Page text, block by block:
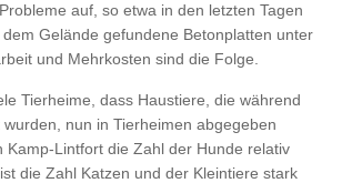
auf, so etwa in den letzten Tagen
Gelände gefundene Betonplatten unter
und Mehrkosten sind die Folge.
Tierheime, dass Haustiere, die während
nun in Tierheimen abgegeben
Kamp-Lintfort die Zahl der Hunde relativ
die Zahl Katzen und der Kleintiere stark